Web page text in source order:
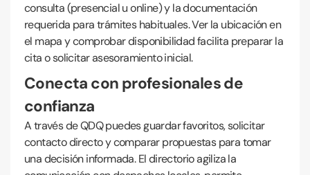
consulta (presencial u online) y la documentación
requerida para trámites habituales. Ver la ubicación en
el mapa y comprobar disponibilidad facilita preparar la
cita o solicitar asesoramiento inicial.
Conecta con profesionales de
confianza
A través de QDQ puedes guardar favoritos, solicitar
contacto directo y comparar propuestas para tomar
una decisión informada. El directorio agiliza la